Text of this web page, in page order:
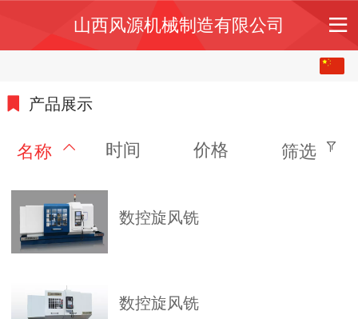
山西风源机械制造有限公司
产品展示
名称 时间 价格 筛选
数控旋风铣
数控旋风铣